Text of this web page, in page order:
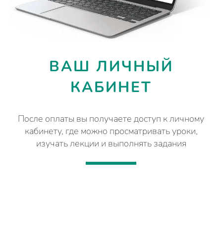
ВАШ ЛИЧНЫЙ
КАБИНЕТ
После оплаты вы получаете доступ к личному
кабинету, где можно просматривать уроки,
изучать лекции и выполнять задания